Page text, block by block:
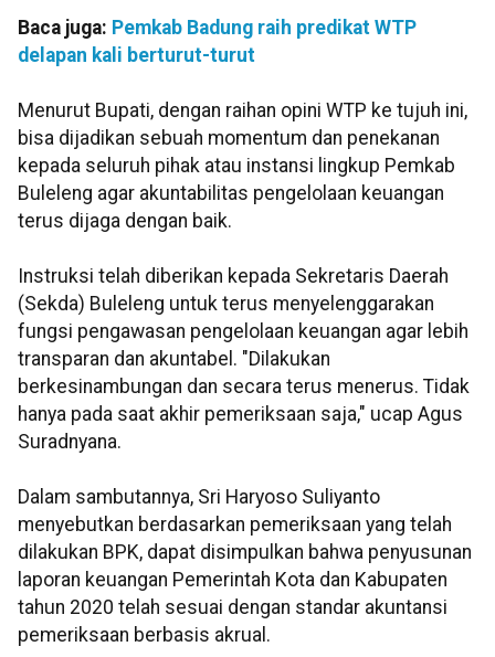
Baca juga: Pemkab Badung raih predikat WTP
delapan kali berturut-turut
Menurut Bupati, dengan raihan opini WTP ke tujuh ini,
bisa dijadikan sebuah momentum dan penekanan
kepada seluruh pihak atau instansi lingkup Pemkab
Buleleng agar akuntabilitas pengelolaan keuangan
terus dijaga dengan baik.
Instruksi telah diberikan kepada Sekretaris Daerah
(Sekda) Buleleng untuk terus menyelenggarakan
fungsi pengawasan pengelolaan keuangan agar lebih
transparan dan akuntabel. "Dilakukan
berkesinambungan dan secara terus menerus. Tidak
hanya pada saat akhir pemeriksaan saja," ucap Agus
Suradnyana.
Dalam sambutannya, Sri Haryoso Suliyanto
menyebutkan berdasarkan pemeriksaan yang telah
dilakukan BPK, dapat disimpulkan bahwa penyusunan
laporan keuangan Pemerintah Kota dan Kabupaten
tahun 2020 telah sesuai dengan standar akuntansi
pemeriksaan berbasis akrual.